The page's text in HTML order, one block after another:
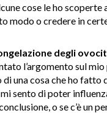
cose le ho scoperte
modo o credere in
degli
l’argomento sul
una cosa che ho fatto
sento di poter
o se c’è un